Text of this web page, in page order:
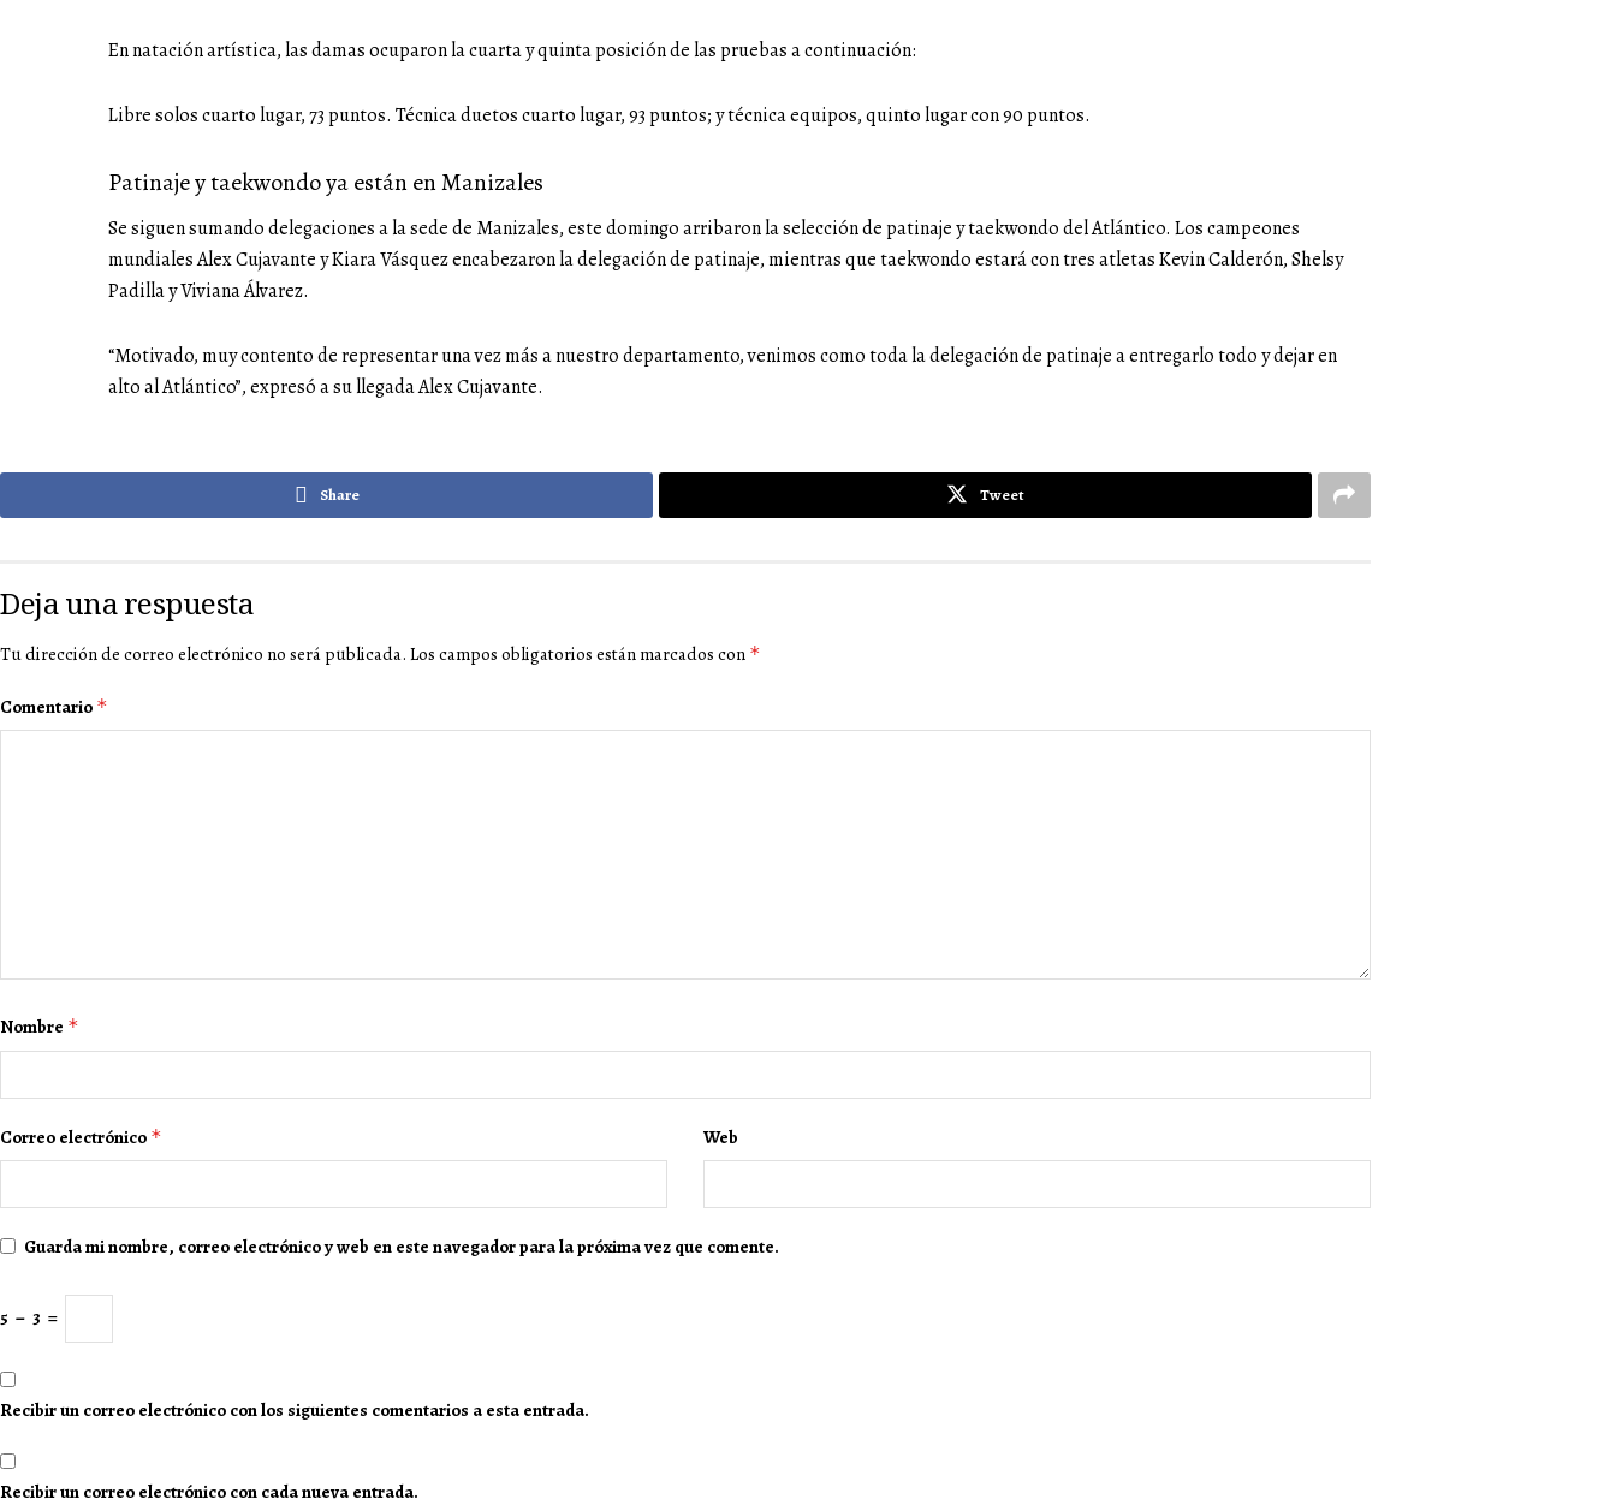
En natación artística, las damas ocuparon la cuarta y quinta posición de las pruebas a continuación:
Libre solos cuarto lugar, 73 puntos. Técnica duetos cuarto lugar, 93 puntos; y técnica equipos, quinto lugar con 90 puntos.
Patinaje y taekwondo ya están en Manizales
Se siguen sumando delegaciones a la sede de Manizales, este domingo arribaron la selección de patinaje y taekwondo del Atlántico. Los campeones
mundiales Alex Cujavante y Kiara Vásquez encabezaron la delegación de patinaje, mientras que taekwondo estará con tres atletas Kevin Calderón, Shelsy
Padilla y Viviana Álvarez.
“Motivado, muy contento de representar una vez más a nuestro departamento, venimos como toda la delegación de patinaje a entregarlo todo y dejar en
alto al Atlántico”, expresó a su llegada Alex Cujavante.
Share Tweet
Deja una respuesta
Tu dirección de correo electrónico no será publicada. Los campos obligatorios están marcados con *
Comentario *
Nombre *
Correo electrónico * Web
Guarda mi nombre, correo electrónico y web en este navegador para la próxima vez que comente.
5 − 3 =
Recibir un correo electrónico con los siguientes comentarios a esta entrada.
Recibir un correo electrónico con cada nueva entrada.